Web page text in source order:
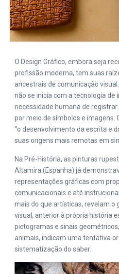
O Design Gráfico, embora seja
profissão moderna, tem suas
ancestrais de comunicação
não se inicia com a tecnologia de
necessidade humana de
por meio de símbolos e
“o desenvolvimento da escrita e
suas origens mais remotas em
Na Pré-História, as pinturas
Altamira (Espanha) já
representações gráficas com
comunicacionais e até
mais do que artísticas, revelam o
visual, anterior à própria história
pictogramas e sinais
animais, indicam uma tentativa
sistematização do saber​.